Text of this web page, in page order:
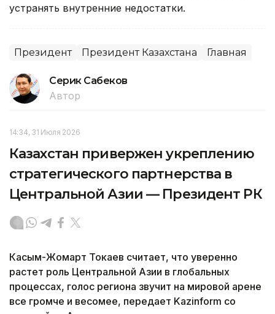
устранять внутренние недостатки.
Президент Президент Казахстана Главная
Серик Сабеков
Автор
14:34, 31 Июля 2026
Казахстан привержен укреплению
стратегического партнерства в
Центральной Азии — Президент РК
Касым-Жомарт Токаев считает, что уверенно
растет роль Центральной Азии в глобальных
процессах, голос региона звучит на мировой арене
все громче и весомее, передает Kazinform со